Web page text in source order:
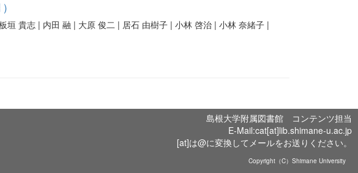
垣 貴志 | 内田 融 | 大原 俊二 | 居石 由樹子 | 小林 啓治 | 小林 奈緒子 |
島根大学附属図書館 コンテンツ担当
E-Mail:cat[at]lib.shimane-u.ac.jp
[at]は@に変換してメールをお送りください。
Copyright（C）Shimane University